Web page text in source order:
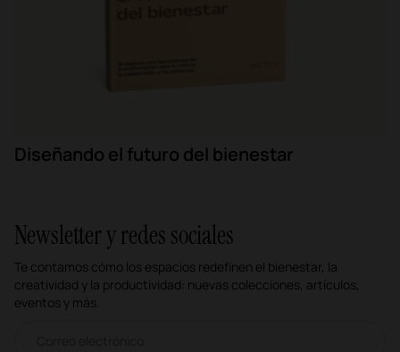
Diseñando el futuro del bienestar
Newsletter y redes sociales
Te contamos cómo los espacios redefinen el bienestar, la
creatividad y la productividad: nuevas colecciones, artículos,
eventos y más.